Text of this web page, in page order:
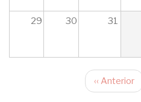
29 30 31
Paginación
‹‹ Anterior